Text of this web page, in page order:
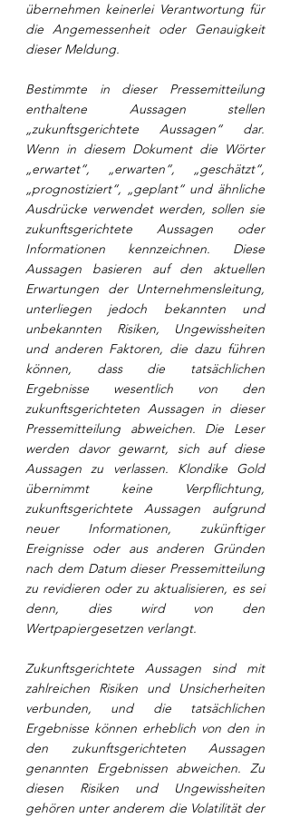
übernehmen keinerlei Verantwortung für
die Angemessenheit oder Genauigkeit
dieser Meldung.
Bestimmte in dieser Pressemitteilung
enthaltene Aussagen stellen
„zukunftsgerichtete Aussagen“ dar.
Wenn in diesem Dokument die Wörter
„erwartet“, „erwarten“, „geschätzt“,
„prognostiziert“, „geplant“ und ähnliche
Ausdrücke verwendet werden, sollen sie
zukunftsgerichtete Aussagen oder
Informationen kennzeichnen. Diese
Aussagen basieren auf den aktuellen
Erwartungen der Unternehmensleitung,
unterliegen jedoch bekannten und
unbekannten Risiken, Ungewissheiten
und anderen Faktoren, die dazu führen
können, dass die tatsächlichen
Ergebnisse wesentlich von den
zukunftsgerichteten Aussagen in dieser
Pressemitteilung abweichen. Die Leser
werden davor gewarnt, sich auf diese
Aussagen zu verlassen. Klondike Gold
übernimmt keine Verpflichtung,
zukunftsgerichtete Aussagen aufgrund
neuer Informationen, zukünftiger
Ereignisse oder aus anderen Gründen
nach dem Datum dieser Pressemitteilung
zu revidieren oder zu aktualisieren, es sei
denn, dies wird von den
Wertpapiergesetzen verlangt.
Zukunftsgerichtete Aussagen sind mit
zahlreichen Risiken und Unsicherheiten
verbunden, und die tatsächlichen
Ergebnisse können erheblich von den in
den zukunftsgerichteten Aussagen
genannten Ergebnissen abweichen. Zu
diesen Risiken und Ungewissheiten
gehören unter anderem die Volatilität der